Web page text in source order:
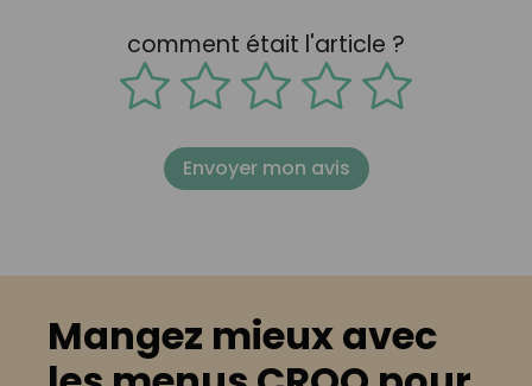
comment était l'article ?
Envoyer mon avis
Mangez mieux avec